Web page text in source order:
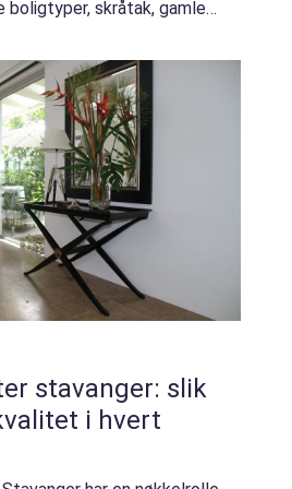
boligtyper, skråtak, gamle
en nøkkelrolle: å utnytte
stavanger: slik
i hvert